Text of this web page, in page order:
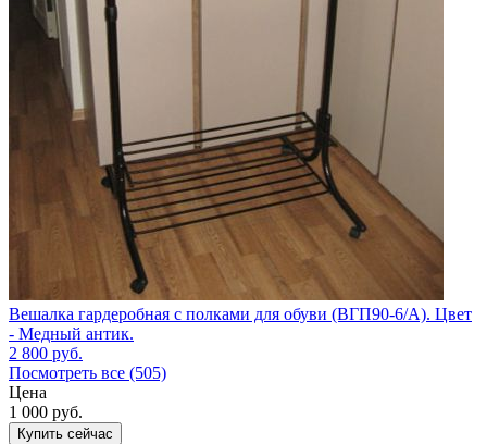
Вешалка гардеробная с полками для обуви (ВГП90-6/А). Цвет
- Медный антик.
2 800 руб.
Посмотреть все (505)
Цена
1 000 руб.
Купить сейчас